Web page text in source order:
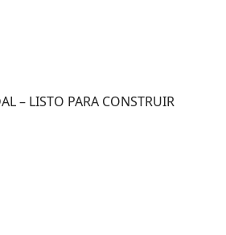
– LISTO PARA CONSTRUIR